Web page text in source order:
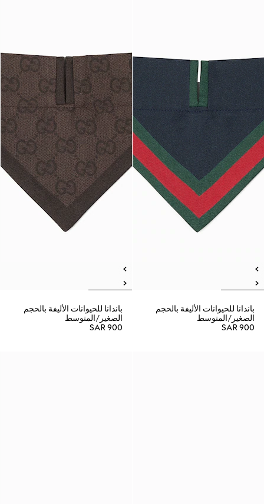
باندانا للحيوانات الأليفة بالحجم
الصغير/المتوسط
SAR 900
باندانا للحيوانات الأليفة بالحجم
الصغير/المتوسط
SAR 900